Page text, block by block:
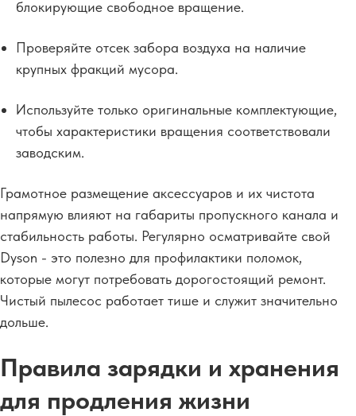
блокирующие свободное вращение.
Проверяйте отсек забора воздуха на наличие
крупных фракций мусора.
Используйте только оригинальные комплектующие,
чтобы характеристики вращения соответствовали
заводским.
Грамотное размещение аксессуаров и их чистота
напрямую влияют на габариты пропускного канала и
стабильность работы. Регулярно осматривайте свой
Dyson - это полезно для профилактики поломок,
которые могут потребовать дорогостоящий ремонт.
Чистый пылесос работает тише и служит значительно
дольше.
Правила зарядки и хранения
для продления жизни